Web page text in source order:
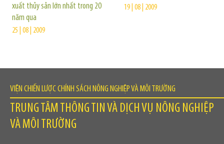
xuất thủy sản lớn nhất trong 20
năm qua
25 | 08 | 2009
19 | 08 | 2009
VIỆN CHIẾN LƯỢC CHÍNH SÁCH NÔNG NGHIỆP VÀ MÔI TRƯỜNG
TRUNG TÂM THÔNG TIN VÀ DỊCH VỤ NÔNG NGHIỆP
VÀ MÔI TRƯỜNG